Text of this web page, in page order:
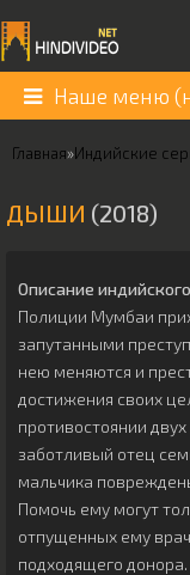
Наше меню
Главная»Индийские
ДЫШИ (2018)
Описание
Полиции Мумбаи
запутанными
нею меняются и
достижения своих
противостоянии
заботливый отец
мальчика
Помочь ему могут
отпущенных ему
подходящего